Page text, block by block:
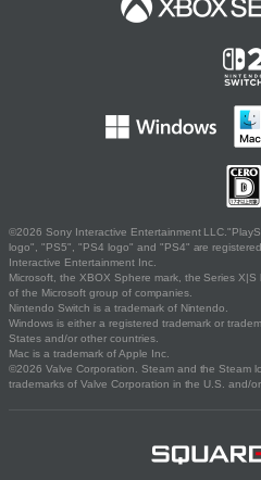
©2026 Sony Interactive Entertainment
logo", "PS5", "PS4 logo" and "PS4" are
Interactive Entertainment Inc.
Microsoft, the XBOX Sphere mark, the Series
of the Microsoft group of companies.
Nintendo Switch is a trademark of Nintendo.
Windows is either a registered trademark or
States and/or other countries.
Mac is a trademark of Apple Inc.
©2026 Valve Corporation. Steam and the Steam
trademarks of Valve Corporation in the U.S. and/